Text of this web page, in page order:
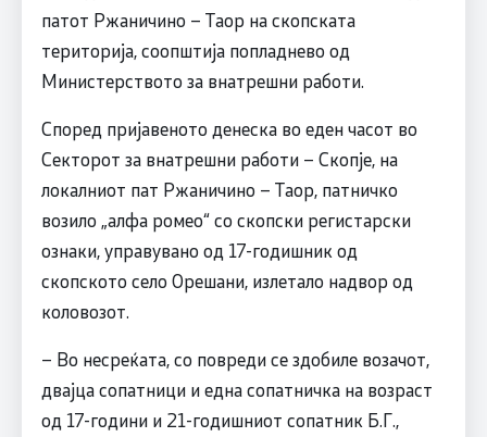
патот Ржаничино – Таор на скопската
територија, соопштија попладнево од
Министерството за внатрешни работи.
Според пријавеното денеска во еден часот во
Секторот за внатрешни работи – Скопје, на
локалниот пат Ржаничино – Таор, патничко
возило „алфа ромео“ со скопски регистарски
ознаки, управувано од 17-годишник од
скопското село Орешани, излетало надвор од
коловозот.
– Во несреќата, со повреди се здобиле возачот,
двајца сопатници и една сопатничка на возраст
од 17-години и 21-годишниот сопатник Б.Г.,